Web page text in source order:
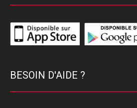
BESOIN D'AIDE ?